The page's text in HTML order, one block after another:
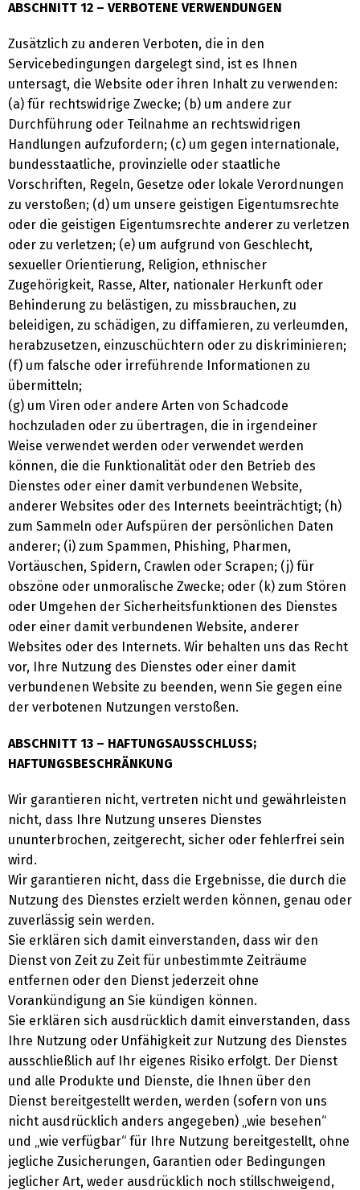
ABSCHNITT 12 – VERBOTENE VERWENDUNGEN
Zusätzlich zu anderen Verboten, die in den
Servicebedingungen dargelegt sind, ist es Ihnen
untersagt, die Website oder ihren Inhalt zu verwenden:
(a) für rechtswidrige Zwecke; (b) um andere zur
Durchführung oder Teilnahme an rechtswidrigen
Handlungen aufzufordern; (c) um gegen internationale,
bundesstaatliche, provinzielle oder staatliche
Vorschriften, Regeln, Gesetze oder lokale Verordnungen
zu verstoßen; (d) um unsere geistigen Eigentumsrechte
oder die geistigen Eigentumsrechte anderer zu verletzen
oder zu verletzen; (e) um aufgrund von Geschlecht,
sexueller Orientierung, Religion, ethnischer
Zugehörigkeit, Rasse, Alter, nationaler Herkunft oder
Behinderung zu belästigen, zu missbrauchen, zu
beleidigen, zu schädigen, zu diffamieren, zu verleumden,
herabzusetzen, einzuschüchtern oder zu diskriminieren;
(f) um falsche oder irreführende Informationen zu
übermitteln;
(g) um Viren oder andere Arten von Schadcode
hochzuladen oder zu übertragen, die in irgendeiner
Weise verwendet werden oder verwendet werden
können, die die Funktionalität oder den Betrieb des
Dienstes oder einer damit verbundenen Website,
anderer Websites oder des Internets beeinträchtigt; (h)
zum Sammeln oder Aufspüren der persönlichen Daten
anderer; (i) zum Spammen, Phishing, Pharmen,
Vortäuschen, Spidern, Crawlen oder Scrapen; (j) für
obszöne oder unmoralische Zwecke; oder (k) zum Stören
oder Umgehen der Sicherheitsfunktionen des Dienstes
oder einer damit verbundenen Website, anderer
Websites oder des Internets. Wir behalten uns das Recht
vor, Ihre Nutzung des Dienstes oder einer damit
verbundenen Website zu beenden, wenn Sie gegen eine
der verbotenen Nutzungen verstoßen.
ABSCHNITT 13 – HAFTUNGSAUSSCHLUSS;
HAFTUNGSBESCHRÄNKUNG
Wir garantieren nicht, vertreten nicht und gewährleisten
nicht, dass Ihre Nutzung unseres Dienstes
ununterbrochen, zeitgerecht, sicher oder fehlerfrei sein
wird.
Wir garantieren nicht, dass die Ergebnisse, die durch die
Nutzung des Dienstes erzielt werden können, genau oder
zuverlässig sein werden.
Sie erklären sich damit einverstanden, dass wir den
Dienst von Zeit zu Zeit für unbestimmte Zeiträume
entfernen oder den Dienst jederzeit ohne
Vorankündigung an Sie kündigen können.
Sie erklären sich ausdrücklich damit einverstanden, dass
Ihre Nutzung oder Unfähigkeit zur Nutzung des Dienstes
ausschließlich auf Ihr eigenes Risiko erfolgt. Der Dienst
und alle Produkte und Dienste, die Ihnen über den
Dienst bereitgestellt werden, werden (sofern von uns
nicht ausdrücklich anders angegeben) „wie besehen“
und „wie verfügbar“ für Ihre Nutzung bereitgestellt, ohne
jegliche Zusicherungen, Garantien oder Bedingungen
jeglicher Art, weder ausdrücklich noch stillschweigend,